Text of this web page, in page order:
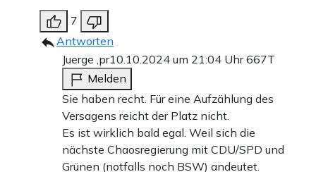
7
Antworten
Juerge ,pr10.10.2024 um 21:04 Uhr667T
Melden
Sie haben recht. Für eine Aufzählung des
Versagens reicht der Platz nicht.
Es ist wirklich bald egal. Weil sich die
nächste Chaosregierung mit CDU/SPD und
Grünen (notfalls noch BSW) andeutet.